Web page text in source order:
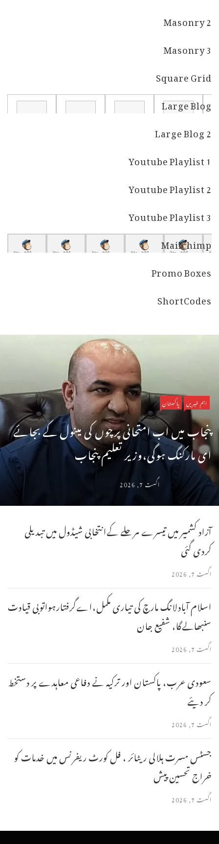
Masonry 2
Masonry 3
Square Grid
Large Blog
Large Blog 2
Youtube Playlist 1
Youtube Playlist 2
Youtube Playlist 3
Mailchimp
Promo Boxes
ShortCodes
اہم خبریں پاکستان
پنجاب میں اب امتحانی پرچوں کی مینول کے بجائے
ای مارکنگ ہوگی،وزیر تعلیم پنجاب
اگست 7, 2026
آزاد کشمیر میں تیسرے مرحلے کےانتخابی شیڈول میں تبدیلی
کردی گئی
اگست 7, 2026
اسلام آبادلانگ مارچ کی تیاری مکمل،اےگرفتارہواتوبی قیادت
سنبھالےگا، شفیع جان
اگست 7, 2026
سعودی عرب، پاکستان اور ترکیہ نے دفاعی معاہدے پر دستخط
کر دیئے
اگست 7, 2026
جسٹس مسرت ہلالی ریٹائر ، فل کورٹ ریفرنس میں خدمات کو
خراج تحسین پیش
اگست 7, 2026